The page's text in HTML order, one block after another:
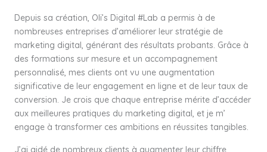
Depuis sa création, Oli’s Digital #Lab a permis à de
nombreuses entreprises d’améliorer leur stratégie de
marketing digital, générant des résultats probants. Grâce à
des formations sur mesure et un accompagnement
personnalisé, mes clients ont vu une augmentation
significative de leur engagement en ligne et de leur taux de
conversion. Je crois que chaque entreprise mérite d’accéder
aux meilleures pratiques du marketing digital, et je m’
engage à transformer ces ambitions en réussites tangibles.
J’ai aidé de nombreux clients à augmenter leur chiffre